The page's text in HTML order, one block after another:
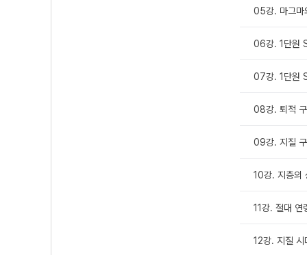
05강. 마그마
06강. 1단원
07강. 1단원
08강. 퇴적
09강. 지질
10강. 지층의
11강. 절대 연
12강. 지질 시